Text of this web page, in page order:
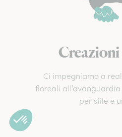
Ci impegniamo a
floreali
per stile e